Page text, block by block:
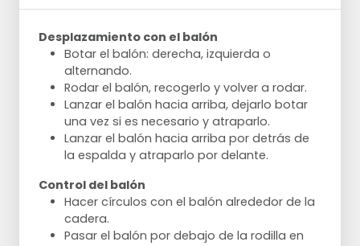
Desplazamiento con el balón
Botar el balón: derecha, izquierda o
alternando.
Rodar el balón, recogerlo y volver a rodar.
Lanzar el balón hacia arriba, dejarlo botar
una vez si es necesario y atraparlo.
Lanzar el balón hacia arriba por detrás de
la espalda y atraparlo por delante.
Control del balón
Hacer círculos con el balón alrededor de la
cadera.
Pasar el balón por debajo de la rodilla en